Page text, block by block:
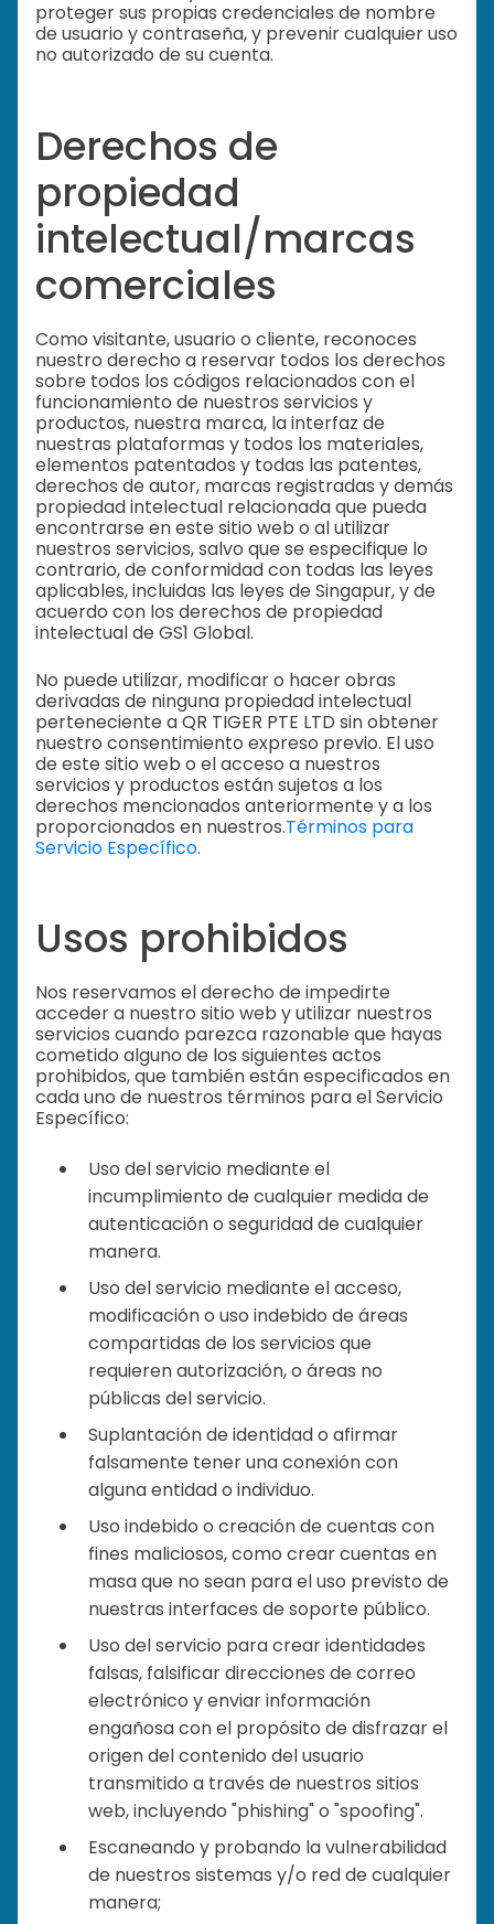
proteger sus propias credenciales de nombre
de usuario y contraseña, y prevenir cualquier uso
no autorizado de su cuenta.
Derechos de
propiedad
intelectual/marcas
comerciales
Como visitante, usuario o cliente, reconoces
nuestro derecho a reservar todos los derechos
sobre todos los códigos relacionados con el
funcionamiento de nuestros servicios y
productos, nuestra marca, la interfaz de
nuestras plataformas y todos los materiales,
elementos patentados y todas las patentes,
derechos de autor, marcas registradas y demás
propiedad intelectual relacionada que pueda
encontrarse en este sitio web o al utilizar
nuestros servicios, salvo que se especifique lo
contrario, de conformidad con todas las leyes
aplicables, incluidas las leyes de Singapur, y de
acuerdo con los derechos de propiedad
intelectual de GS1 Global.
No puede utilizar, modificar o hacer obras
derivadas de ninguna propiedad intelectual
perteneciente a QR TIGER PTE LTD sin obtener
nuestro consentimiento expreso previo. El uso
de este sitio web o el acceso a nuestros
servicios y productos están sujetos a los
derechos mencionados anteriormente y a los
proporcionados en nuestros.Términos para
Servicio Específico.
Usos prohibidos
Nos reservamos el derecho de impedirte
acceder a nuestro sitio web y utilizar nuestros
servicios cuando parezca razonable que hayas
cometido alguno de los siguientes actos
prohibidos, que también están especificados en
cada uno de nuestros términos para el Servicio
Específico:
Uso del servicio mediante el
incumplimiento de cualquier medida de
autenticación o seguridad de cualquier
manera.
Uso del servicio mediante el acceso,
modificación o uso indebido de áreas
compartidas de los servicios que
requieren autorización, o áreas no
públicas del servicio.
Suplantación de identidad o afirmar
falsamente tener una conexión con
alguna entidad o individuo.
Uso indebido o creación de cuentas con
fines maliciosos, como crear cuentas en
masa que no sean para el uso previsto de
nuestras interfaces de soporte público.
Uso del servicio para crear identidades
falsas, falsificar direcciones de correo
electrónico y enviar información
engañosa con el propósito de disfrazar el
origen del contenido del usuario
transmitido a través de nuestros sitios
web, incluyendo "phishing" o "spoofing".
Escaneando y probando la vulnerabilidad
de nuestros sistemas y/o red de cualquier
manera;